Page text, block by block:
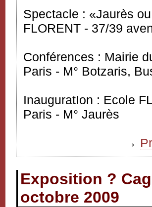
Spectacle : «Jaurès
FLORENT - 37/39
Conférences : Mairie
Paris - M° Botzaris,
InauguratIon : Ecole
Paris - M° Jaurès
→
Exposition ?
octobre 2009